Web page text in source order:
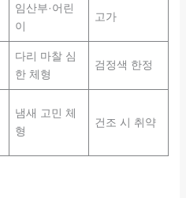
임산부·어린
이
고가
다리 마찰 심
한 체형
검정색 한정
냄새 고민 체
형
건조 시 취약